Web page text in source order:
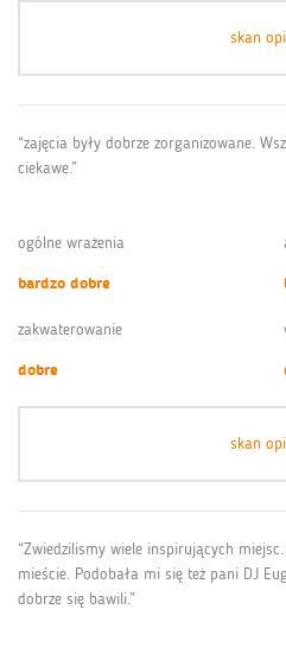
skan
“zajęcia były dobrze zorganizowane.
ciekawe.”
ogólne wrażenia
bardzo dobre
zakwaterowanie
dobre
skan
“Zwiedzilismy wiele inspirujących
mieście. Podobała mi się też pani DJ
dobrze się bawili.”